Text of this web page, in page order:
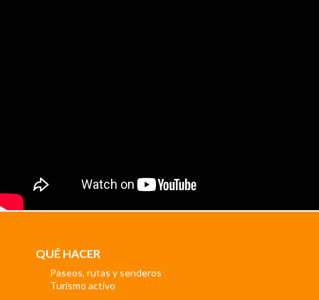
QUÉ HACER
Paseos, rutas y senderos
Turismo activo